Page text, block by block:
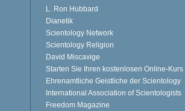
L. Ron Hubbard
Dianetik
Scientology Network
Scientology Religion
David Miscavige
Starten Sie Ihren kostenlosen Online-Kurs
Ehrenamtliche Geistliche der Scientology
International Association of Scientologists
Freedom Magazine